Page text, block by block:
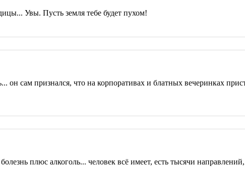
Увы. Пусть земля тебе будет пухом!
он сам признался, что на корпоративах и блатных вечеринках
плюс алкоголь... человек всё имеет, есть тысячи